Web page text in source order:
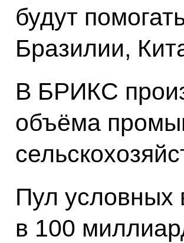
будут
Бразилии,
В БРИКС
объёма
Пул условных
в 100